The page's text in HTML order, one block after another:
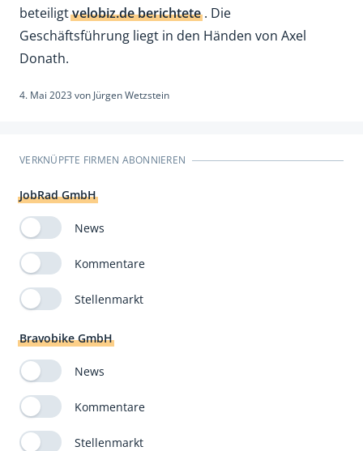
beteiligtvelobiz.de berichtete. Die
Geschäftsführung liegt in den Händen von Axel
Donath.
4. Mai 2023 von Jürgen Wetzstein
VERKNÜPFTE FIRMEN ABONNIEREN
JobRad GmbH
News
Kommentare
Stellenmarkt
Bravobike GmbH
News
Kommentare
Stellenmarkt